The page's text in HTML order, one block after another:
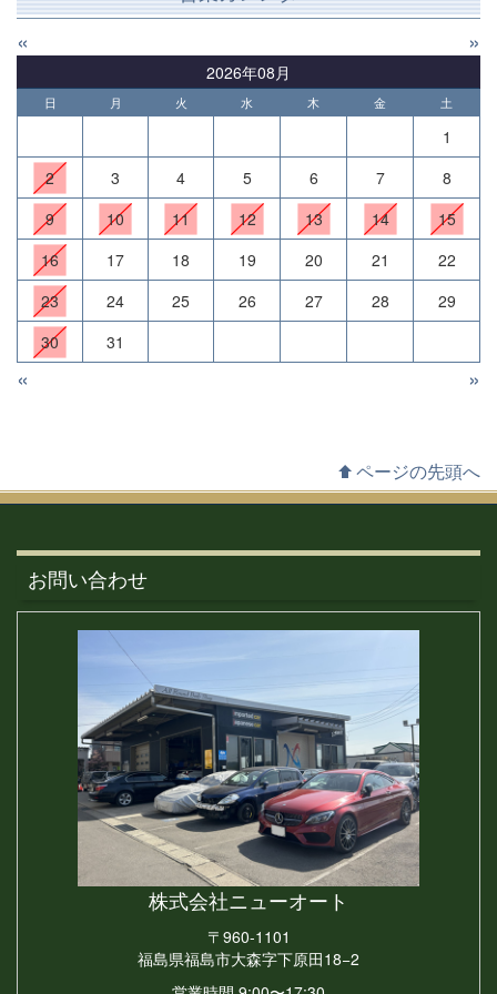
« »
2026年08月
日 月 火 水 木 金 土
1
2
3 4 5 6 7
8
9
10 11 12 13 14
15
16
17 18 19 20 21
22
23
24 25 26 27 28
29
30
31
« »
お問い合わせ
株式会社ニューオート
〒960-1101
福島県福島市大森字下原田18−2
ページの先頭へ